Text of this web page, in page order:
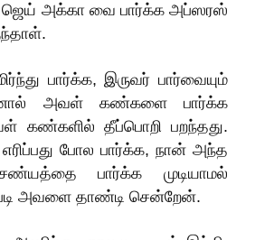
ஜெய் அக்கா வை பார்க்க அப்ஸரஸ்
பார்க்க, இருவர் பார்வையும்
அவள் கண்களை பார்க்க
கண்களில் தீப்பொறி பறந்தது.
போல பார்க்க, நான் அந்த
பார்க்க முடியாமல்
அவளை தாண்டி சென்றேன்.